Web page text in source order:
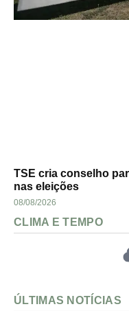
TSE cria conselho
nas eleições
08/08/2026
CLIMA E TEMPO
ÚLTIMAS NOTÍCIAS